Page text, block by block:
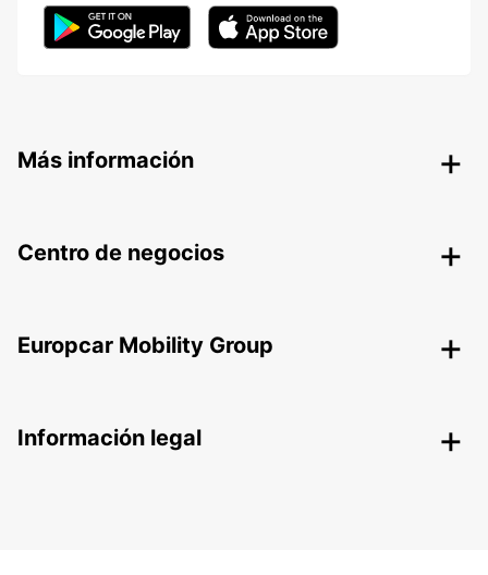
Más información
Centro de negocios
Europcar Mobility Group
Información legal